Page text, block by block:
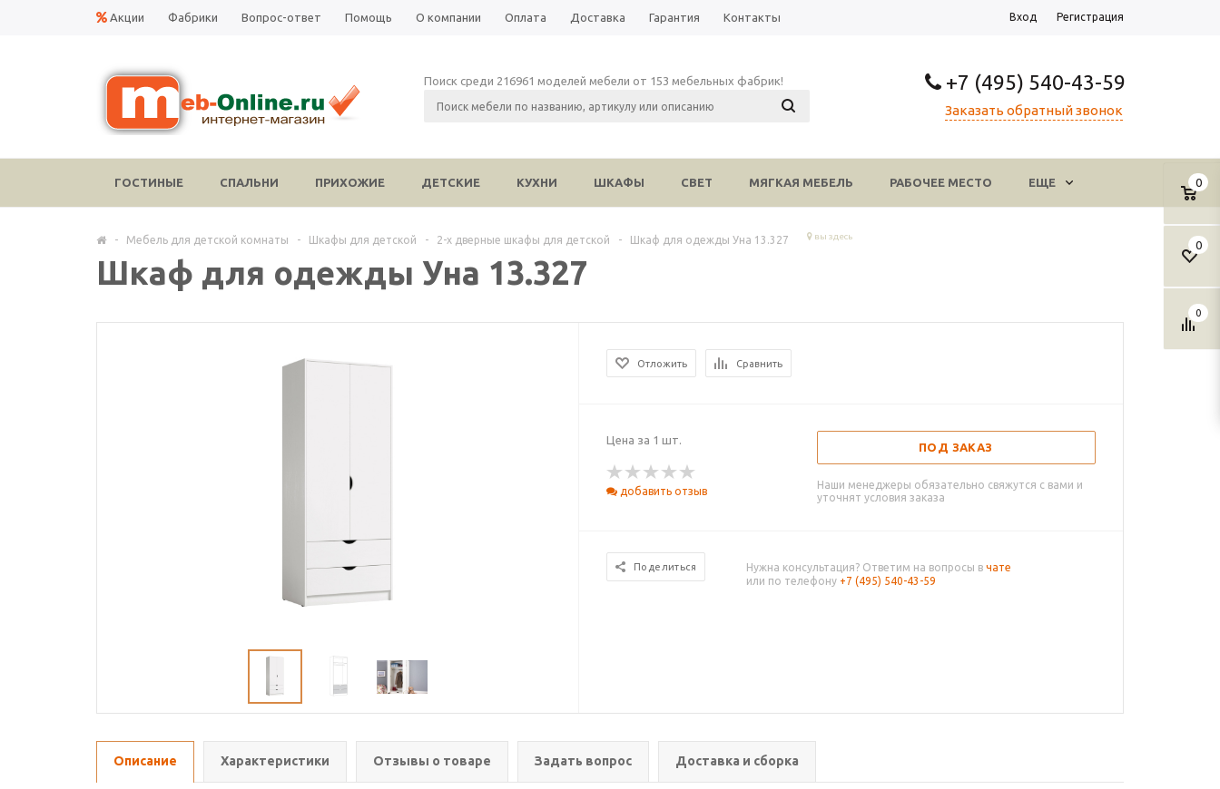
Акции Фабрики Вопрос-ответ Помощь О компании Оплата Доставка Гарантия Контакты Вход Регистрация
+7 (495) 540-43-59
Заказать обратный звонок
Поиск среди 216961 моделей мебели от 153 мебельных фабрик!
0
0
0
ГОСТИНЫЕ СПАЛЬНИ ПРИХОЖИЕ ДЕТСКИЕ КУХНИ ШКАФЫ СВЕТ МЯГКАЯ МЕБЕЛЬ РАБОЧЕЕ МЕСТО ЕЩЕ
- Мебель для детской комнаты - Шкафы для детской - 2-х дверные шкафы для детской - Шкаф для одежды Уна 13.327 вы здесь
Шкаф для одежды Уна 13.327
Отложить Сравнить
Цена за 1 шт.
добавить отзыв
ПОД ЗАКАЗ
Наши менеджеры обязательно свяжутся с вами и
уточнят условия заказа
Поделиться Нужна консультация? Ответим на вопросы в чате
или по телефону +7 (495) 540-43-59
Описание Характеристики Отзывы о товаре Задать вопрос Доставка и сборка